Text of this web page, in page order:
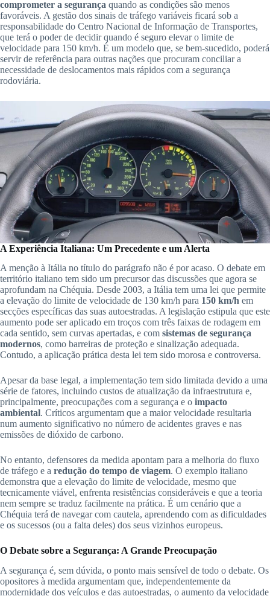
comprometer a segurança quando as condições são menos
favoráveis. A gestão dos sinais de tráfego variáveis ficará sob a
responsabilidade do Centro Nacional de Informação de Transportes,
que terá o poder de decidir quando é seguro elevar o limite de
velocidade para 150 km/h. É um modelo que, se bem-sucedido, poderá
servir de referência para outras nações que procuram conciliar a
necessidade de deslocamentos mais rápidos com a segurança
rodoviária.
A Experiência Italiana: Um Precedente e um Alerta
A menção à Itália no título do parágrafo não é por acaso. O debate em
território italiano tem sido um precursor das discussões que agora se
aprofundam na Chéquia. Desde 2003, a Itália tem uma lei que permite
a elevação do limite de velocidade de 130 km/h para 150 km/h em
secções específicas das suas autoestradas. A legislação estipula que este
aumento pode ser aplicado em troços com três faixas de rodagem em
cada sentido, sem curvas apertadas, e com sistemas de segurança
modernos, como barreiras de proteção e sinalização adequada.
Contudo, a aplicação prática desta lei tem sido morosa e controversa.
Apesar da base legal, a implementação tem sido limitada devido a uma
série de fatores, incluindo custos de atualização da infraestrutura e,
principalmente, preocupações com a segurança e o impacto
ambiental. Críticos argumentam que a maior velocidade resultaria
num aumento significativo no número de acidentes graves e nas
emissões de dióxido de carbono.
No entanto, defensores da medida apontam para a melhoria do fluxo
de tráfego e a redução do tempo de viagem. O exemplo italiano
demonstra que a elevação do limite de velocidade, mesmo que
tecnicamente viável, enfrenta resistências consideráveis e que a teoria
nem sempre se traduz facilmente na prática. É um cenário que a
Chéquia terá de navegar com cautela, aprendendo com as dificuldades
e os sucessos (ou a falta deles) dos seus vizinhos europeus.
O Debate sobre a Segurança: A Grande Preocupação
A segurança é, sem dúvida, o ponto mais sensível de todo o debate. Os
opositores à medida argumentam que, independentemente da
modernidade dos veículos e das autoestradas, o aumento da velocidade